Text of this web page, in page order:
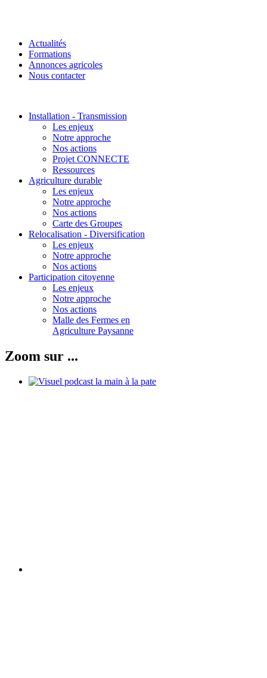
Actualités
Formations
Annonces agricoles
Nous contacter
Installation - Transmission
Les enjeux
Notre approche
Nos actions
Projet CONNECTE
Ressources
Agriculture durable
Les enjeux
Notre approche
Nos actions
Carte des Groupes
Relocalisation - Diversification
Les enjeux
Notre approche
Nos actions
Participation citoyenne
Les enjeux
Notre approche
Nos actions
Malle des Fermes en
Agriculture Paysanne
Zoom sur ...